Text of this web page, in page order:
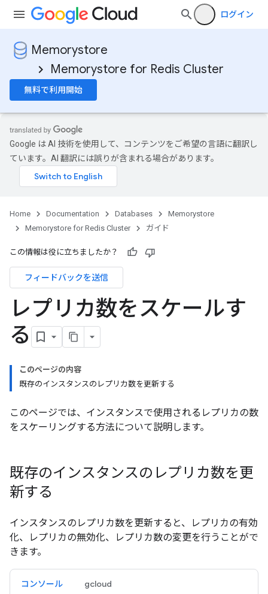
ログイン
Memorystore
Memorystore for Redis Cluster
無料で利用開始
Google は AI 技術を使用して、コンテンツをご希望の言語に翻訳し
ています。AI 翻訳には誤りが含まれる場合があります。
Home Documentation Databases
Memorystore
Memorystore for Redis Cluster
ガイド
この情報は役に立ちましたか？
フィードバックを送信
レプリカ数をスケールす
る
このページの内容
既存のインスタンスのレプリカ数を更新する
このページでは、インスタンスで使用されるレプリカの数
をスケーリングする方法について説明します。
既存のインスタンスのレプリカ数を更
新する
インスタンスのレプリカ数を更新すると、レプリカの有効
化、レプリカの無効化、レプリカ数の変更を行うことがで
きます。
コンソール gcloud